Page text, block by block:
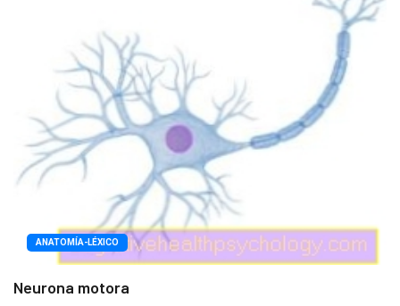
ANATOMÍA-LÉXICO
Neurona motora